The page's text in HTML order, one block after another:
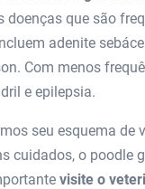
doenças que são
adenite
Com menos
e epilepsia.
seu esquema de
cuidados, o poodle
visite o